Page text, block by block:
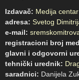
Izdavač: Medija
adresa: Svetog
e-mail:
registracioni broj
glavni i odgovorni
tehnički urednik:
saradnici: Danijela